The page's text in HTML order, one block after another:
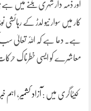
اور ذمہ دار شہری بننے میں
کار میں سوار نیو لدڑ کے رہائشی
ہے۔ دعا ہے کہ اللّٰہ تعالیٰ سب
معاشرے کو ایسی خطرناک
کیٹاگری میں : آزاد کشمیر ، اہم